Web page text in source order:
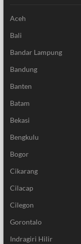
Aceh
Bali
Bandar Lampung
Bandung
Banten
Batam
Bekasi
Bengkulu
Bogor
Cikarang
Cilacap
Cilegon
Gorontalo
Indragiri Hilir